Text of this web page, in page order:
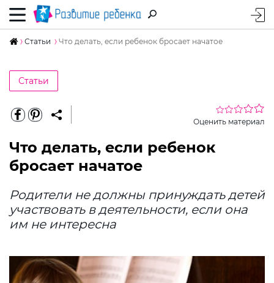
Статьи Что делать, если ребенок бросает начатое
Статьи
Оценить материал
Что делать, если ребенок
бросает начатое
Родители не должны принуждать детей
участвовать в деятельности, если она
им не интересна